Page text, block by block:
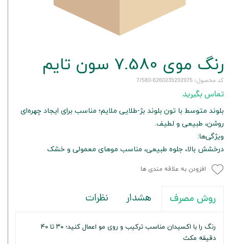
رنگ موی 7.580 سون تایم
کد محصول: 6260235292975-7/580
تماس بگیرید
بلوند متوسط با تون بلوند بژ-طلایی ملایم؛ مناسب برای ایجاد چهره‌ای
روشن، طبیعی و لطیف.
ویژگی‌ها:
درخشش بالا، جلوه طبیعی، مناسب موهای معمولی و خشک
افزودن به علاقه مندی ها
روش مصرف هشدار نظرات
رنگ را با اکسیدان مناسب ترکیب و روی مو اعمال کنید؛ ۳۰ تا ۴۰
دقیقه مکث